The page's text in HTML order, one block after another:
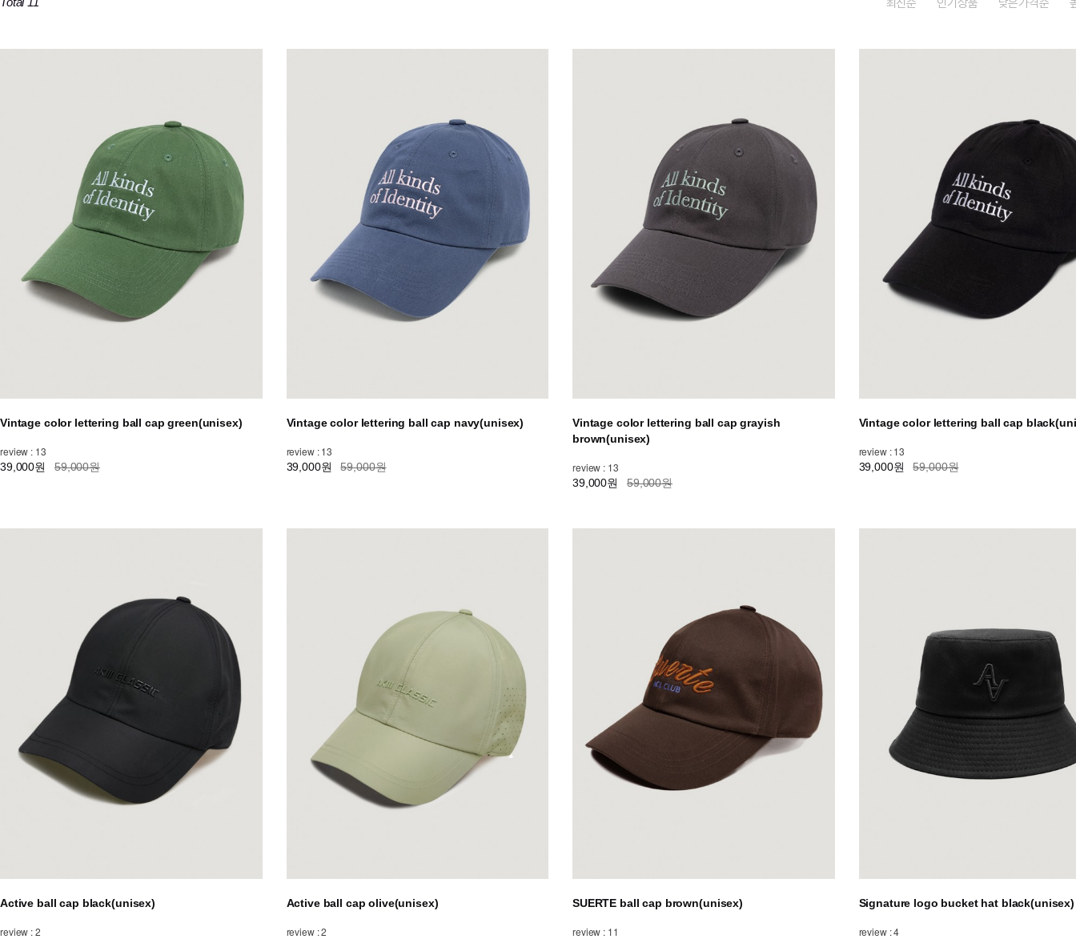
Vintage color lettering ball cap green(unisex)
review : 13
39,000원 59,000원
Vintage color lettering ball cap navy(unisex)
review : 13
39,000원 59,000원
Vintage color lettering ball cap grayish
brown(unisex)
review : 13
39,000원 59,000원
Vintage color lettering ball cap
review : 13
39,000원 59,000원
Active ball cap black(unisex)
review : 2
Active ball cap olive(unisex)
review : 2
SUERTE ball cap brown(unisex)
review : 11
Signature logo bucket hat black(unisex)
review : 4